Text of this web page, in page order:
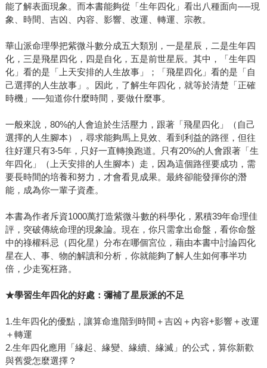
能了解表面現象。而本書能夠從「生年四化」看出八種面向──現
象、時間、吉凶、內容、影響、改運、轉運、宗教。
華山派命理學把紫微斗數分成五大類別，一是星辰，二是生年四
化，三是飛星四化，四是自化，五是前世星辰。其中，「生年四
化」看的是「上天安排的人生故事」；「飛星四化」看的是「自
己選擇的人生故事」。因此，了解生年四化，就等於清楚「正確
時機」──知道你什麼時間，要做什麼事。
一般來說，80%的人會迫於生活壓力，跟著「飛星四化」（自己
選擇的人生腳本），尋求能夠馬上見效、看到利益的路徑，但往
往好運只有3-5年，只好一直轉換跑道。只有20%的人會跟著「生
年四化」（上天安排的人生腳本）走，因為這個路徑要成功，需
要長時間的培養和努力，才會看見成果。最終卻能發揮你的潛
能，成為你一輩子資產。
本書為作者斥資1000萬打造紫微斗數的科學化，累積39年命理佳
評，突破傳統命理的現象論。現在，你只需拿出命盤，看你命盤
中的祿權科忌（四化星）分布在哪個宮位，藉由本書中討論四化
星在人、事、物的解讀和分析，你就能夠了解人生如何事半功
倍，少走冤枉路。
★學習生年四化的好處：彌補了星辰派的不足
1.生年四化的優點，讓算命進階到時間＋吉凶＋內容+影響＋改運
＋轉運
2.生年四化應用「緣起、緣變、緣續、緣滅」的公式，算你新歡
與舊愛怎麼選擇？